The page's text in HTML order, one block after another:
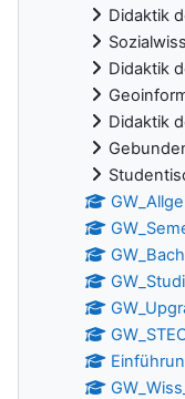
Didaktik
Didaktik
Didaktik